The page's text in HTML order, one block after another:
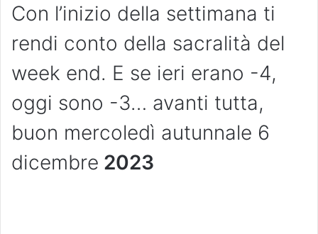
Con l’inizio della settimana ti
rendi conto della sacralità del
week end. E se ieri erano -4,
oggi sono -3… avanti tutta,
buon mercoledì autunnale 6
dicembre 2023